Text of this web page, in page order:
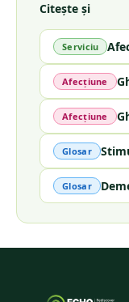
Citește și
Serviciu
Afecțiune
Afecțiune
Glosar
Glosar